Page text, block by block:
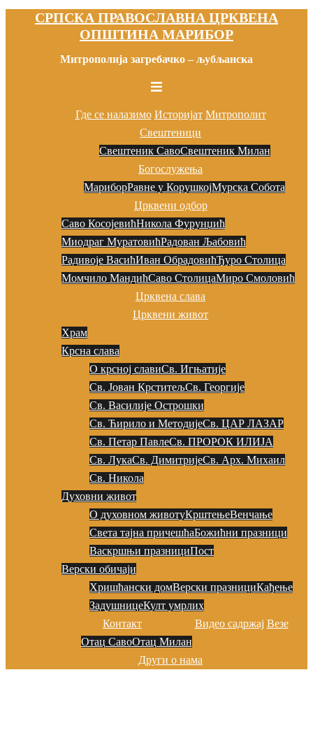
СРПСКА ПРАВОСЛАВНА ЦРКВЕНА
ОПШТИНА МАРИБОР
Митрополија загребачко – љубљанска
Toggle
Где се налазимо Историјат Митрополит
Свештеници
Свештеник СавоСвештеник Милан
Богослужења
МариборРавне у КорушкојМурска Собота
Црквени одбор
Саво КосојевићНикола Фурунџић
Миодраг МуратовићРадован Љaбовић
Радивоје ВасићИван ОбрадовићЂуро Столица
Момчило МандићСаво СтолицаМиро Смоловић
Црквена слава
Црквени живот
Храм
Крсна слава
О крсној славиСв. Игњатије
Св. Јован КрститељСв. Георгије
Св. Василије Острошки
Св. Ћирило и МетодијеСв. ЦАР ЛАЗАР
Св. Петар ПавлеСв. ПРОРОК ИЛИЈА
Св. ЛукаСв. ДимитријеСв. Арх. Михаил
Св. Никола
Духовни живот
О духовном животуКрштењеВенчање
Света тајна причешћаБожићни празници
Васкршњи празнициПост
Верски обичаји
Хришћански домВерски празнициКађење
ЗадушницеКулт умрлих
Контакт
Отац СавоОтац Милан
Видео садржај Везе
Други о нама